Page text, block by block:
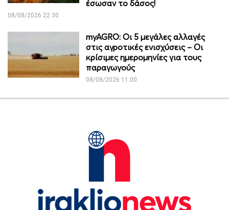
έσωσαν το δάσος!
08/08/2026 22:30
myAGRO: Οι 5 μεγάλες αλλαγές
στις αγροτικές ενισχύσεις – Οι
κρίσιμες ημερομηνίες για τους
παραγωγούς
08/08/2026 11:00